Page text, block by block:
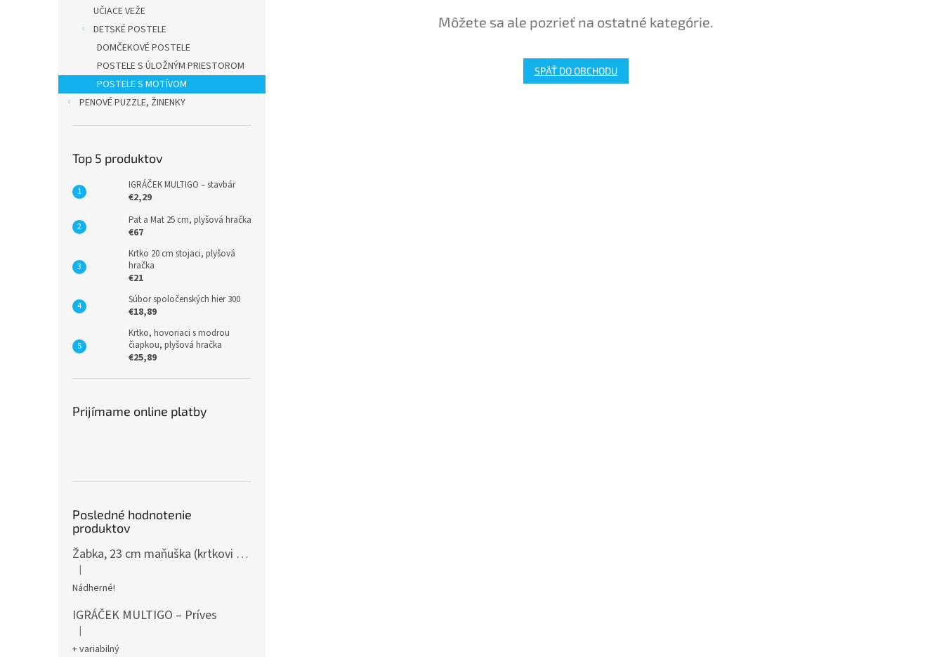
UČIACE VEŽE
DETSKÉ POSTELE
DOMČEKOVÉ POSTELE
POSTELE S ÚLOŽNÝM PRIESTOROM
POSTELE S MOTÍVOM
PENOVÉ PUZZLE, ŽINENKY
Top 5 produktov
IGRÁČEK MULTIGO – stavbár
€2,29
Pat a Mat 25 cm, plyšová hračka
€67
Krtko 20 cm stojaci, plyšová
hračka
€21
Súbor spoločenských hier 300
€18,89
Krtko, hovoriaci s modrou
čiapkou, plyšová hračka
€25,89
Prijímame online platby
Posledné hodnotenie
produktov
Žabka, 23 cm maňuška (krtkovi kamaráti)
Hodnotenie produktu je 5 z 5 hviezdičiek.
|
Nádherné!
IGRÁČEK MULTIGO – Príves
Hodnotenie produktu je 5 z 5 hviezdičiek.
|
+ variabilný
Môžete sa ale pozrieť na ostatné kategórie.
SPÄŤ DO OBCHODU